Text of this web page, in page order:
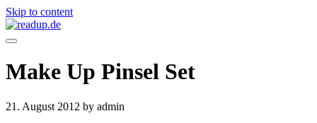
Skip to content
Make Up Pinsel Set
21. August 2012 by admin